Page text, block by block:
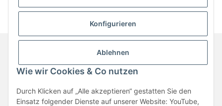
Konfigurieren
Ablehnen
Wie wir Cookies & Co nutzen
Durch Klicken auf „Alle akzeptieren“ gestatten Sie den
Einsatz folgender Dienste auf unserer Website: YouTube,
Informationen
Gesetzliche Informationen